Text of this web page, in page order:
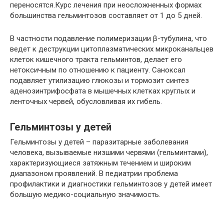
переносятся.Курс лечения при неосложненных формах
большинства гельминтозов составляет от 1 до 5 дней.
В частности подавление полимеризации β-тубулина, что
ведет к деструкции цитоплазматических микроканальцев
клеток кишечного тракта гельминтов, делает его
нетоксичным по отношению к пациенту. Саноксал
подавляет утилизацию глюкозы и тормозит синтез
аденозинтрифосфата в мышечных клетках круглых и
ленточных червей, обусловливая их гибель.
Гельминтозы у детей
Гельминтозы у детей – паразитарные заболевания
человека, вызываемые низшими червями (гельминтами),
характеризующиеся затяжным течением и широким
диапазоном проявлений. В педиатрии проблема
профилактики и диагностики гельминтозов у детей имеет
большую медико-социальную значимость.